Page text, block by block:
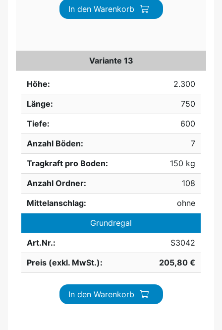
In den Warenkorb
Variante 13
Höhe:
2.300
Länge:
750
Tiefe:
600
Anzahl Böden:
7
Tragkraft pro Boden:
150 kg
Anzahl Ordner:
108
Mittelanschlag:
ohne
Grundregal
Art.Nr.:
S3042
Preis (exkl. MwSt.):
205,80 €
In den Warenkorb